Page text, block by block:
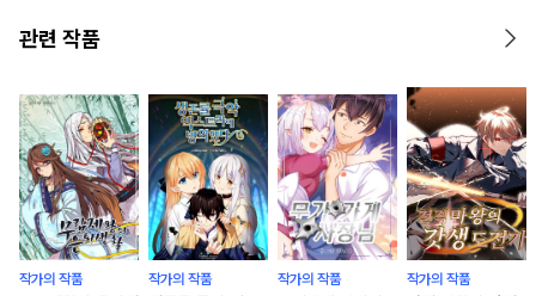
관련 작품
작가의 작품 작가의 작품 작가의 작품 작가의 작품